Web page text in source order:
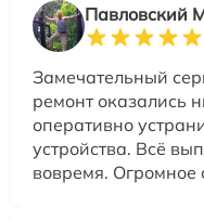
Павловский
Замечательный
ремонт оказались
оперативно
устройства. Всё
вовремя. Огромное